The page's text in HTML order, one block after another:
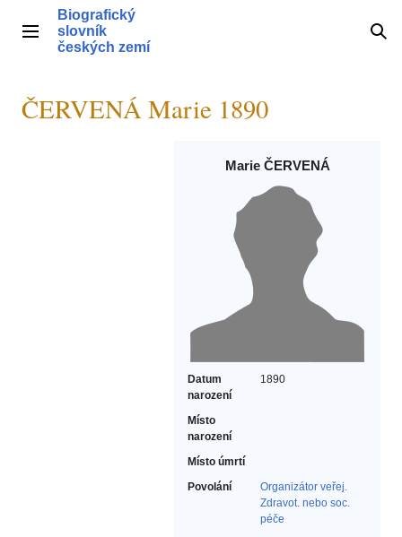
obsahHlavní menu
Biografický
slovník
českých zemí
ČERVENÁ Marie 1890
Marie ČERVENÁ
Datum
narození
1890
Místo
narození
Místo úmrtí
Povolání
Organizátor veřej.
Zdravot. nebo soc.
péče‎